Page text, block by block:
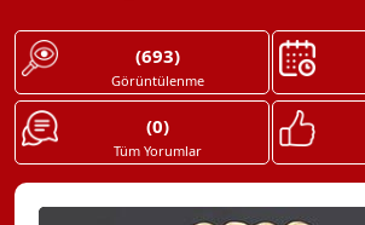
(693)
Görüntülenme
(0)
Tüm Yorumlar